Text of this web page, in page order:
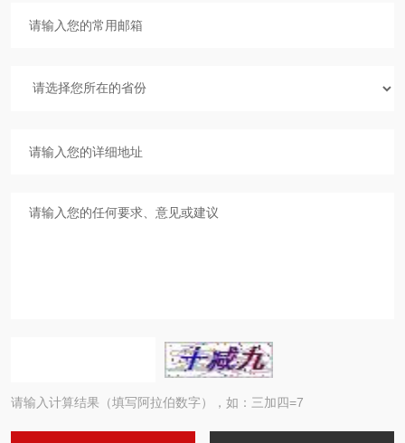
请输入计算结果（填写阿拉伯数字），如：三加四=7